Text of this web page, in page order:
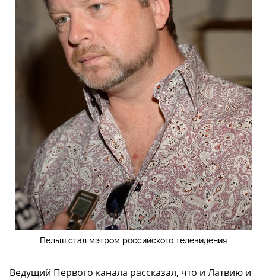
Пельш стал мэтром российского телевидения
Ведущий Первого канала рассказал, что и Латвию и